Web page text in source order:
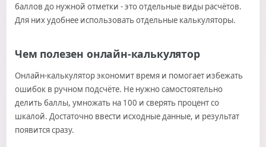
баллов до нужной отметки - это отдельные виды расчётов.
Для них удобнее использовать отдельные калькуляторы.
Чем полезен онлайн-калькулятор
Онлайн-калькулятор экономит время и помогает избежать
ошибок в ручном подсчёте. Не нужно самостоятельно
делить баллы, умножать на 100 и сверять процент со
шкалой. Достаточно ввести исходные данные, и результат
появится сразу.